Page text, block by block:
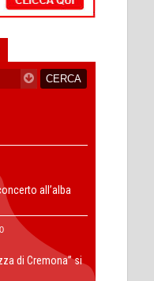
all’alba
di Cremona” si